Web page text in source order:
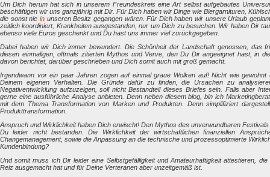
Um Dich herum hat sich in unserem Freundeskreis eine Art selbst aufgebautes
beschäftigen wir uns ganzjährig mit Dir. Für Dich haben wir Dinge wie Biergarnituren,
die sonst nie in unseren Besitz gegangen wären. Für Dich haben wir unsere Urlaub
zeitlich koordiniert, Krankheiten ausgestanden, nur um Dich zu besuchen. Wir haben Dir
ebenso viele Euros geschenkt und Du hast uns immer viel zurückgegeben.
Dabei haben wir Dich immer bewundert. Die Schönheit der Landschaft genossen, das
diesen einmaligen, oftmals zitierten Mythos und Verve
den Du Dir angeeignet hast, in
davon berichtet, darüber geschrieben und Dich somit auch mit groß gemacht.
Irgendwann vor ein paar Jahren zogen auf einmal graue Wolken auf! Nicht wie
Deinem eigenen Verhalten. Die Gründe dafür zu finden, die Ursachen zu
Negativentwicklung aufzuzeigen, soll nicht Bestandteil dieses Briefes sein. Falls aber
gerne eine ausführliche Analyse anbieten. Denn neben diesem blog, bin ich
mit dem Thema Transformation von Marken und Produkten. Denn simplifiziert
Produkttransformation.
Anspruch und Wirklichkeit haben Dich erwischt! Den Mythos des unverwundbaren
Du leider nicht bestanden.Die Wirklichkeit der wirtschaftlichen finanziellen
Changemanagement, sowie die Anpassung an die technische und prozessoptimierte
Kundenbindung?
Und somit muss ich Dir leider eine Selbstgefälligkeit und Amateurhaftigkeit attestieren,
Reiz ausgemacht hat und für Deine Verteranen aber unzeitgemäß ist.